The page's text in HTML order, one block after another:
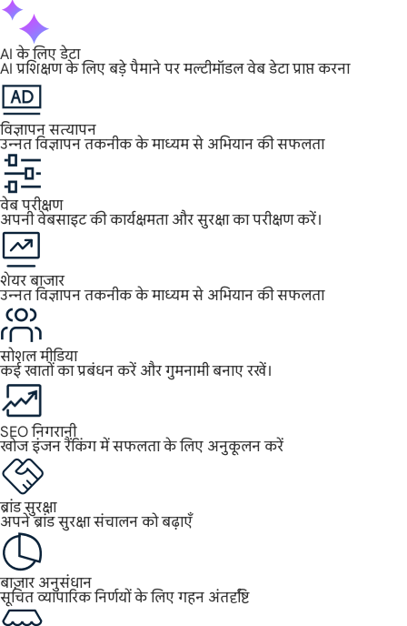
AI के लिए डेटा
AI प्रशिक्षण के लिए बड़े पैमाने पर मल्टीमॉडल वेब डेटा प्राप्त करना
विज्ञापन सत्यापन
उन्नत विज्ञापन तकनीक के माध्यम से अभियान की सफलता
वेब परीक्षण
अपनी वेबसाइट की कार्यक्षमता और सुरक्षा का परीक्षण करें।
शेयर बाजार
उन्नत विज्ञापन तकनीक के माध्यम से अभियान की सफलता
सोशल मीडिया
कई खातों का प्रबंधन करें और गुमनामी बनाए रखें।
SEO निगरानी
खोज इंजन रैंकिंग में सफलता के लिए अनुकूलन करें
ब्रांड सुरक्षा
अपने ब्रांड सुरक्षा संचालन को बढ़ाएँ
बाज़ार अनुसंधान
सूचित व्यापारिक निर्णयों के लिए गहन अंतर्दृष्टि